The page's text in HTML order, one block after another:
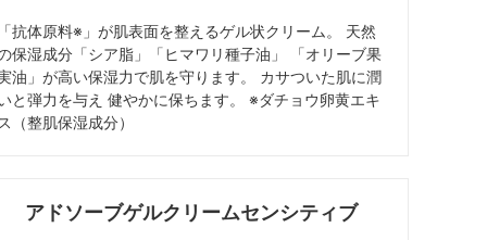
抗体原料※」が肌表面を整えるゲル状クリーム。 天然
保湿成分「シア脂」「ヒマワリ種子油」 「オリーブ果
油」が高い保湿力で肌を守ります。 カサついた肌に潤
と弾力を与え 健やかに保ちます。 ※ダチョウ卵黄エキ
（整肌保湿成分）
アドソーブゲルクリームセンシティブ